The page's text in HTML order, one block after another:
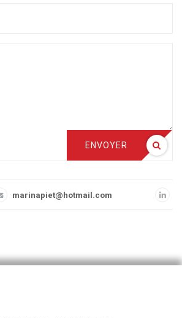
ENVOYER
marinapiet@hotmail.com